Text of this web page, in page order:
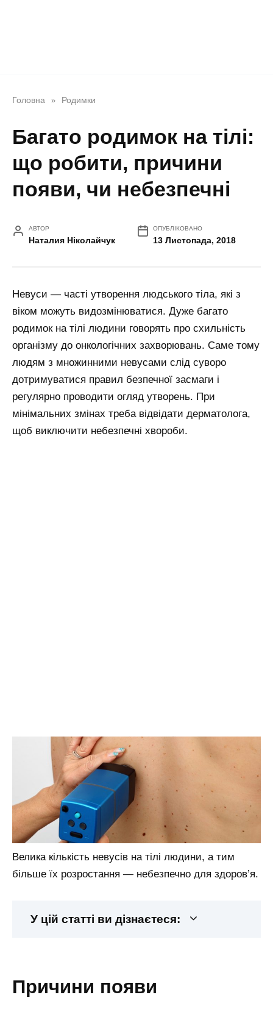
Головна » Родимки
Багато родимок на тілі:
що робити, причини
появи, чи небезпечні
АВТОР
Наталия Ніколайчук
ОПУБЛІКОВАНО
13 Листопада, 2018
Невуси — часті утворення людського тіла, які з
віком можуть видозмінюватися. Дуже багато
родимок на тілі людини говорять про схильність
організму до онкологічних захворювань. Саме тому
людям з множинними невусами слід суворо
дотримуватися правил безпечної засмаги і
регулярно проводити огляд утворень. При
мінімальних змінах треба відвідати дерматолога,
щоб виключити небезпечні хвороби.
Велика кількість невусів на тілі людини, а тим
більше їх розростання — небезпечно для здоров’я.
У цій статті ви дізнаєтеся:
причини появи